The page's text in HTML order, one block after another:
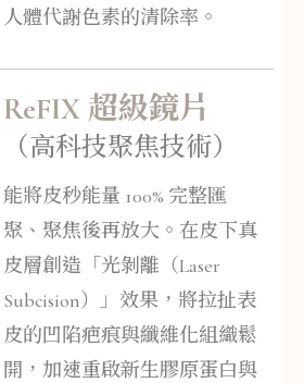
人體代謝色素的清除率。
ReFIX 超級鏡片
（高科技聚焦技術）
能將皮秒能量 100% 完整匯
聚、聚焦後再放大。在皮下真
皮層創造「光剝離（Laser
Subcision）」效果，將拉扯表
皮的凹陷疤痕與纖維化組織鬆
開，加速重啟新生膠原蛋白與